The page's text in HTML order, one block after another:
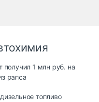
получил 1 млн руб. на
рапса
топливо